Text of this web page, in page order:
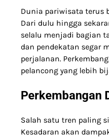
Dunia pariwisata terus
Dari dulu hingga
selalu menjadi bagian
dan pendekatan segar
perjalanan.
pelancong yang lebih
Perkembangan
Salah satu tren paling
Kesadaran akan